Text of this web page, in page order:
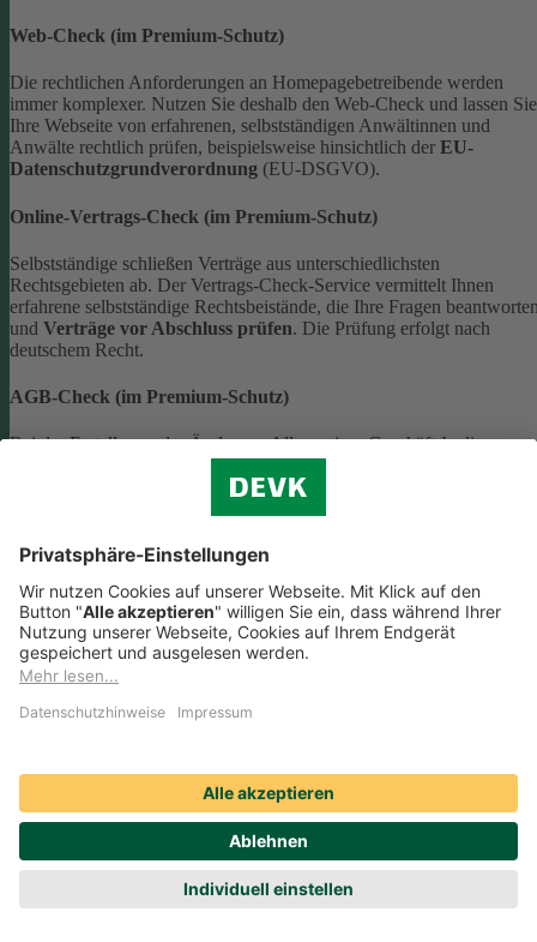
Web-Check (im Premium-Schutz)
Die rechtlichen Anforderungen an Homepagebetreibende werden
immer komplexer. Nutzen Sie deshalb den Web-Check und lassen Sie
Ihre Webseite von erfahrenen, selbstständigen Anwältinnen und
Anwälte rechtlich prüfen, beispielsweise hinsichtlich der EU-
Datenschutzgrundverordnung (EU-DSGVO).
Online-Vertrags-Check (im Premium-Schutz)
Selbstständige schließen Verträge aus unterschiedlichsten
Rechtsgebieten ab. Der Vertrags-Check-Service vermittelt Ihnen
erfahrene selbstständige Rechtsbeistände, die Ihre Fragen
und Verträge vor Abschluss prüfen. Die Prüfung erfolgt nach
deutschem Recht.
AGB-Check (im Premium-Schutz)
Bei der Erstellung oder Änderung Allgemeiner
(AGB) ist eine Vielzahl rechtlicher Vorschriften zu beachten. Wir
helfen Ihnen dabei und vermitteln Ihnen versierte selbstständige
Online-Portal der DAHAG Rechtsservices AG angeboten.
Beratungs-Rechtsschutz bei Unternehmensnachfolge
Wenn Sie Ihre Firma an eine Nachfolgerin oder einen Nachfolger
kompetente, selbstständige Rechtsanwältinnen und Rechtsanwälte,
Rechtsschutz an:0221 757-1996.
Produktservices Krankenversicherung: Welche
Vorteile bietet mir die Krankenversicherungs-App der
DEVK?